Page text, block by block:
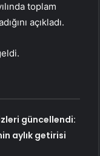
toplam
açıkladı.
güncellendi:
aylık getirisi